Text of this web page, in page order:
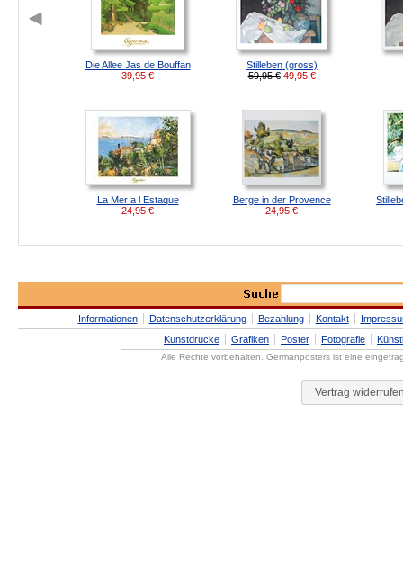
Die Allee Jas de Bouffan
39,95 €
Stilleben (gross)
59,95 € 49,95 €
La Mer a l Estaque
24,95 €
Berge in der Provence
24,95 €
Informationen Datenschutzerklärung Bezahlung Kontakt
Kunstdrucke
Grafiken Poster Fotografie
Alle Rechte vorbehalten. Germanposters ist eine
Vertrag